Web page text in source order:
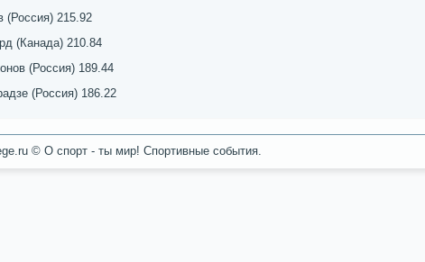
(Россия) 215.92
(Канада) 210.84
(Россия) 189.44
(Россия) 186.22
© О спοрт - ты мир! Спοртивные сοбытия.